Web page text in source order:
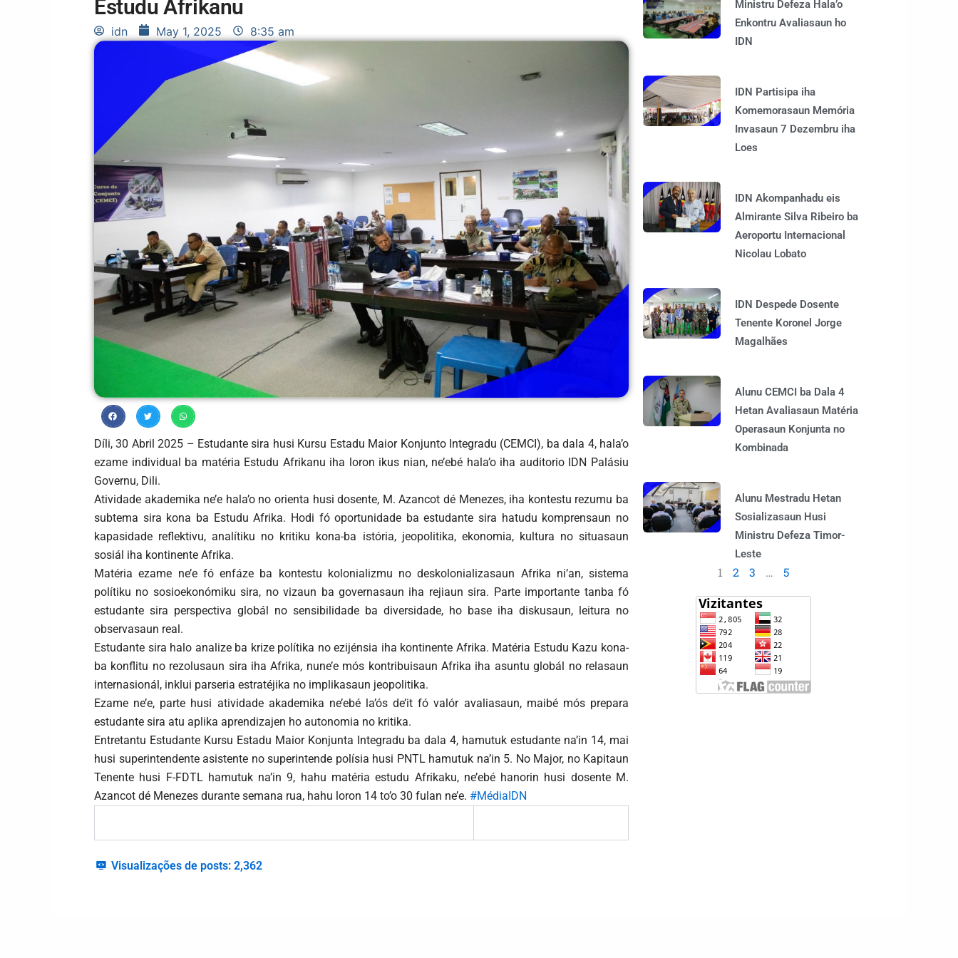
Estudu Afrikanu
idn May 1, 2025 8:35 am
Díli, 30 Abril 2025 – Estudante sira husi Kursu Estadu Maior Konjunto Integradu (CEMCI), ba dala 4, hala’o
ezame individual ba matéria Estudu Afrikanu iha loron ikus nian, ne’ebé hala’o iha auditorio IDN Palásiu
Governu, Dili.
Atividade akademika ne’e hala’o no orienta husi dosente, M. Azancot dé Menezes, iha kontestu rezumu ba
subtema sira kona ba Estudu Afrika. Hodi fó oportunidade ba estudante sira hatudu komprensaun no
kapasidade reflektivu, analítiku no kritiku kona-ba istória, jeopolitika, ekonomia, kultura no situasaun
sosiál iha kontinente Afrika.
Matéria ezame ne’e fó enfáze ba kontestu kolonializmu no deskolonializasaun Afrika ni’an, sistema
polítiku no sosioekonómiku sira, no vizaun ba governasaun iha rejiaun sira. Parte importante tanba fó
estudante sira perspectiva globál no sensibilidade ba diversidade, ho base iha diskusaun, leitura no
observasaun real.
Estudante sira halo analize ba krize polítika no ezijénsia iha kontinente Afrika. Matéria Estudu Kazu kona-
ba konflitu no rezolusaun sira iha Afrika, nune’e mós kontribuisaun Afrika iha asuntu globál no relasaun
internasionál, inklui parseria estratéjika no implikasaun jeopolitika.
Ezame ne’e, parte husi atividade akademika ne’ebé la’ós de’it fó valór avaliasaun, maibé mós prepara
estudante sira atu aplika aprendizajen ho autonomia no kritika.
Entretantu Estudante Kursu Estadu Maior Konjunta Integradu ba dala 4, hamutuk estudante na’in 14, mai
husi superintendente asistente no superintende polísia husi PNTL hamutuk na’in 5. No Major, no Kapitaun
Tenente husi F-FDTL hamutuk na’in 9, hahu matéria estudu Afrikaku, ne’ebé hanorin husi dosente M.
Azancot dé Menezes durante semana rua, hahu loron 14 to’o 30 fulan ne’e. #MédiaIDN
Visualizações de posts: 2,362
Ministru Defeza Hala’o
Enkontru Avaliasaun ho
IDN
IDN Partisipa iha
Komemorasaun Memória
Invasaun 7 Dezembru iha
Loes
IDN Akompanhadu eis
Almirante Silva Ribeiro ba
Aeroportu Internacional
Nicolau Lobato
IDN Despede Dosente
Tenente Koronel Jorge
Magalhães
Alunu CEMCI ba Dala 4
Hetan Avaliasaun Matéria
Operasaun Konjunta no
Kombinada
Alunu Mestradu Hetan
Sosializasaun Husi
Ministru Defeza Timor-
Leste
1 2 3 … 5